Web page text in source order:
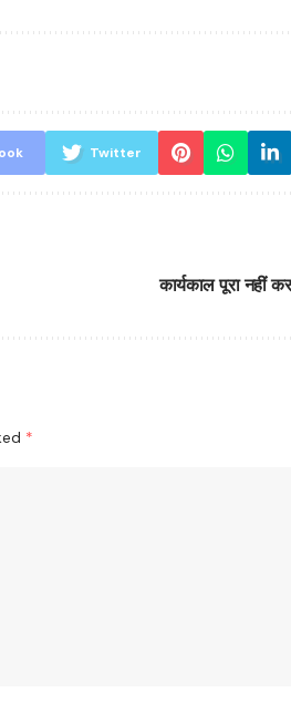
Twitter
कार्यकाल पूरा नहीं
*